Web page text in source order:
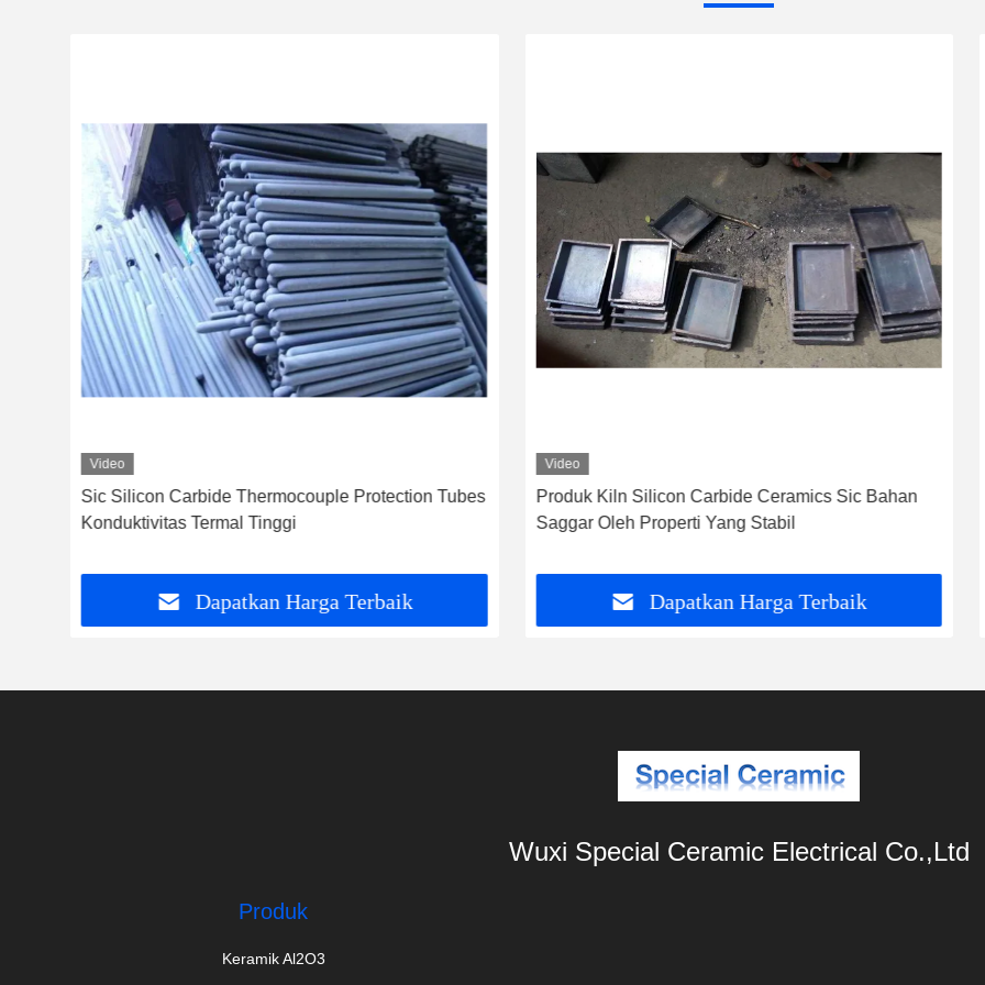
Video
Sic Silicon Carbide Thermocouple Protection Tubes
Konduktivitas Termal Tinggi
Dapatkan Harga Terbaik
Video
Produk Kiln Silicon Carbide Ceramics Sic Bahan
Saggar Oleh Properti Yang Stabil
Dapatkan Harga Terbaik
Wuxi Special Ceramic Electrical Co.,Ltd
Produk
Keramik Al2O3